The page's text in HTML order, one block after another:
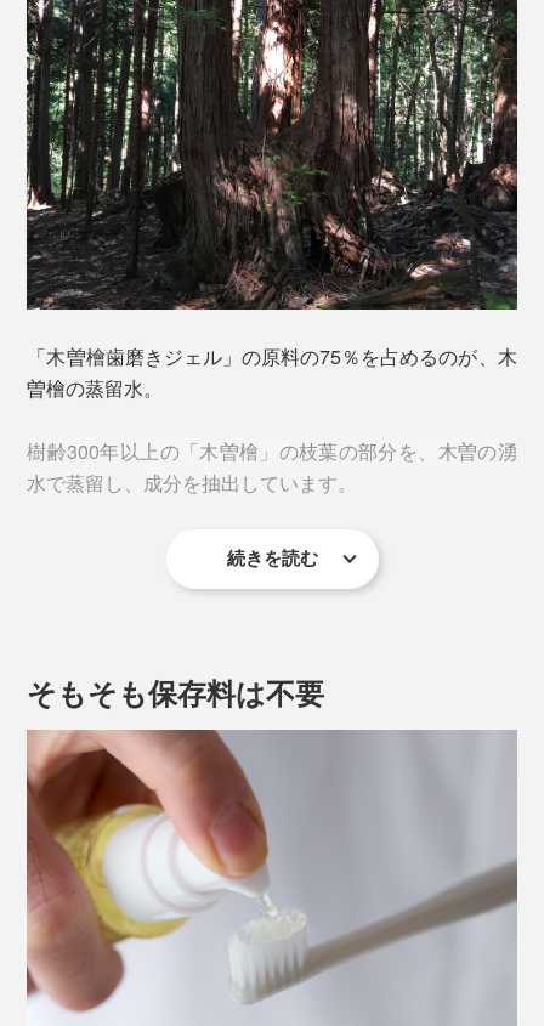
この爽快感、使い始めたらリピート確定です。
「木曽檜歯磨きジェル」の原料の75％を占めるのが、木
曽檜の蒸留水。
樹齢300年以上の「木曽檜」の枝葉の部分を、木曽の湧
水で蒸留し、成分を抽出しています。
木曽檜は耐久性に優れた建築材として、伊勢神宮や大阪
もっと他のものにも応用できるはずと考えたとあるメー
カーの社長。ある日、檜の蒸留水で口をすすぐとさっぱ
りすることに気づき、実際の抗菌データ公的機関で取る
ことに。
結果、歯周病菌の代表格であるジンジバリス菌を5分以
内に99.9％除菌、ミュータンス菌（虫歯菌）を60分以内
に99.9％除菌、口内炎の原因菌であるカンジダ菌を24時
間以内に99.9％除菌することが実証されました。
（※）「木曽檜歯磨きジェル」のエビデンスは
続きを読む
そもそも保存料は不要